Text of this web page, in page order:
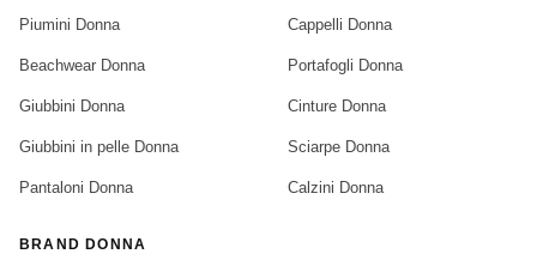
Piumini Donna
Beachwear Donna
Giubbini Donna
Giubbini in pelle Donna
Pantaloni Donna
Cappelli Donna
Portafogli Donna
Cinture Donna
Sciarpe Donna
Calzini Donna
BRAND DONNA